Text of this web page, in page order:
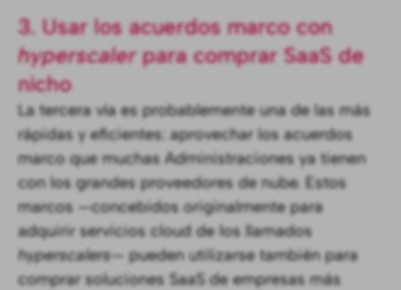
3. Usar los acuerdos marco con
hyperscalerpara comprar SaaS de
nicho
La tercera vía es probablemente una de las más
rápidas y eficientes: aprovechar los acuerdos
marco que muchas Administraciones ya tienen
con los grandes proveedores de nube. Estos
marcos —concebidos originalmente para
adquirir servicios cloud de los llamados
hyperscalers— pueden utilizarse también para
comprar soluciones SaaS de empresas más